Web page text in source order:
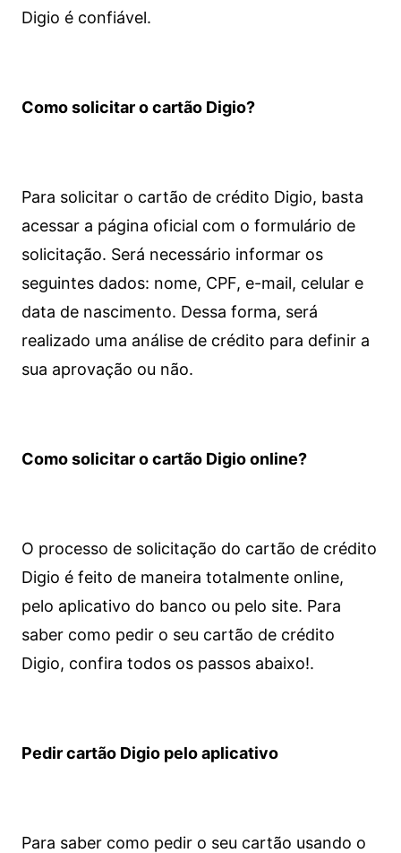
Digio é confiável.
Como solicitar o cartão Digio?
Para solicitar o cartão de crédito Digio, basta
acessar a página oficial com o formulário de
solicitação. Será necessário informar os
seguintes dados: nome, CPF, e-mail, celular e
data de nascimento. Dessa forma, será
realizado uma análise de crédito para definir a
sua aprovação ou não.
Como solicitar o cartão Digio online?
O processo de solicitação do cartão de crédito
Digio é feito de maneira totalmente online,
pelo aplicativo do banco ou pelo site. Para
saber como pedir o seu cartão de crédito
Digio, confira todos os passos abaixo!.
Pedir cartão Digio pelo aplicativo
Para saber como pedir o seu cartão usando o